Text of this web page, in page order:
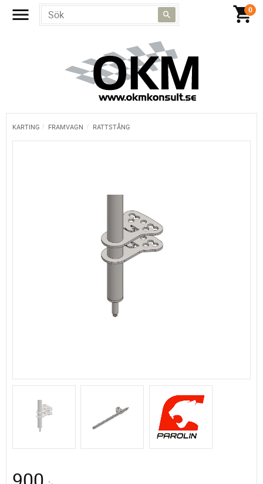
KARTING FRAMVAGN RATTSTÅNG